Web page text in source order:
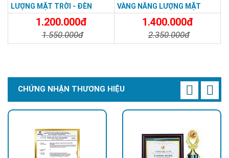
>>> Xem thêm:
Đèn năng lượng mặt trời 500w , tấm pin lớn
Đèn năng lượng mặt trời sân vườnđộ sáng
sáng cao
Đèn năng lượng mặt trời 1000w
tấm pin lớn,
độ sáng mạnh, bảo hành 5 năm
LƯỢNG MẶT TRỜI - ĐÈN
ĐƯỜNG NĂNG LƯỢNG MẶT
TRỜI 100W GIÁ RẺ - Solar
Light 100W
1.200.000đ
1.550.000đ
VÀNG NĂNG LƯỢNG MẶT
TRỜI - Solar Light 300W
1.400.000đ
2.350.000đ
CHỨNG NHẬN THƯƠNG HIỆU